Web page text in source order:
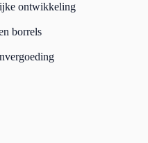
ontwikkeling
borrels